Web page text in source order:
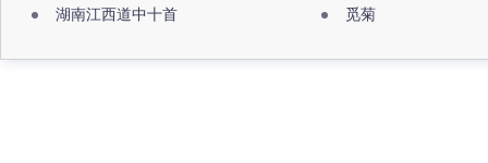
湖南江西道中十首 觅菊